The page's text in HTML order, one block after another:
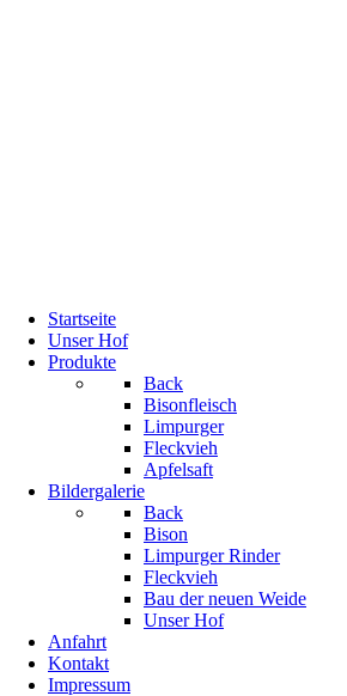
Startseite
Unser Hof
Produkte
Back
Bisonfleisch
Limpurger
Fleckvieh
Apfelsaft
Bildergalerie
Back
Bison
Limpurger Rinder
Fleckvieh
Bau der neuen Weide
Unser Hof
Anfahrt
Kontakt
Impressum